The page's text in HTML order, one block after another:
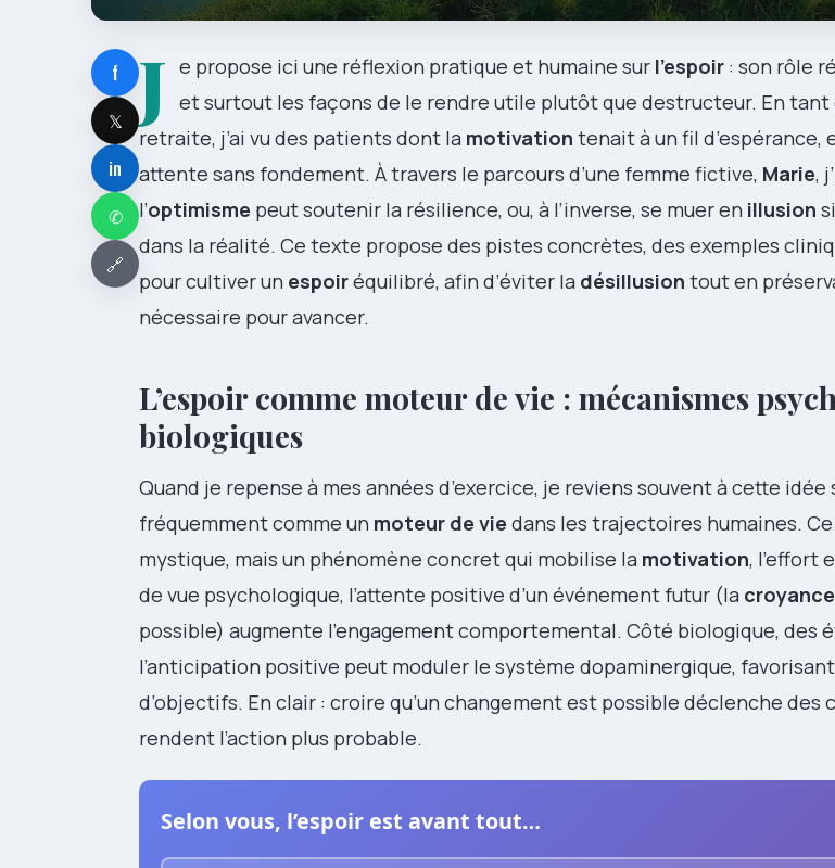
f
𝕏
in
✆
🔗
J e propose ici une réflexion pratique et humaine sur l’espoir : son rôle
et surtout les façons de le rendre utile plutôt que destructeur. En tant
retraite, j’ai vu des patients dont la motivation tenait à un fil d’espérance,
attente sans fondement. À travers le parcours d’une femme fictive, Marie,
l’optimisme peut soutenir la résilience, ou, à l’inverse, se muer en illusion
dans la réalité. Ce texte propose des pistes concrètes, des exemples
pour cultiver un espoiréquilibré, afin d’éviter la désillusion tout en
nécessaire pour avancer.
L’espoir comme moteur de vie : mécanismes
biologiques
Quand je repense à mes années d’exercice, je reviens souvent à cette idée
fréquemment comme un moteur de vie dans les trajectoires humaines. Ce
mystique, mais un phénomène concret qui mobilise la motivation, l’effort
de vue psychologique, l’attente positive d’un événement futur (la croyance
possible) augmente l’engagement comportemental. Côté biologique, des
l’anticipation positive peut moduler le système dopaminergique, favorisant
d’objectifs. En clair : croire qu’un changement est possible déclenche des
rendent l’action plus probable.
Selon vous, l’espoir est avant tout…